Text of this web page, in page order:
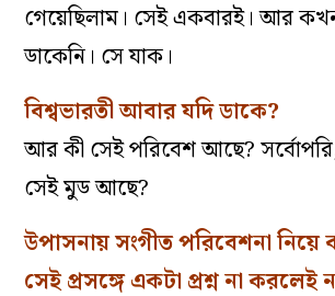
গেয়েছিলাম। সেই একবারই। আর
ডাকেনি। সে যাক।
বিশ্বভারতী আবার যদি ডাকে?
আর কী সেই পরিবেশ আছে?
সেই মুড আছে?
উপাসনায় সংগীত পরিবেশনা নিয়ে
সেই প্রসঙ্গে একটা প্রশ্ন না করলেই